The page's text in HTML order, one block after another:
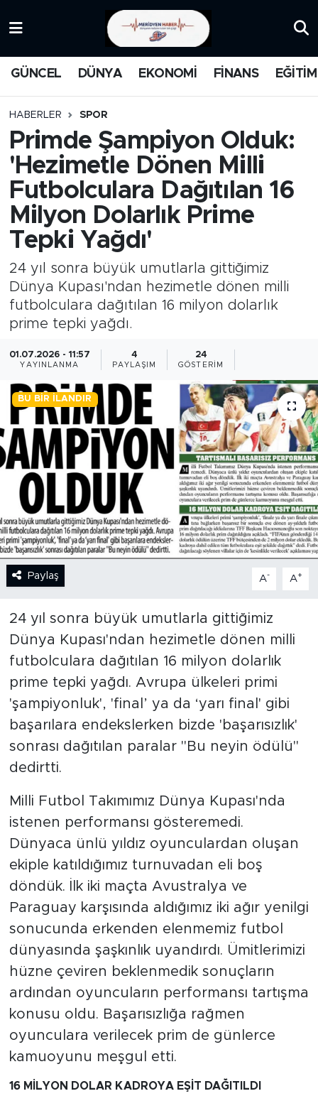
GÜNCEL DÜNYA EKONOMİ FİNANS EĞİTİM
HABERLER SPOR
Primde Şampiyon Olduk:
'Hezimetle Dönen Milli
Futbolculara Dağıtılan 16
Milyon Dolarlık Prime
Tepki Yağdı'
24 yıl sonra büyük umutlarla gittiğimiz
Dünya Kupası'ndan hezimetle dönen milli
futbolculara dağıtılan 16 milyon dolarlık
prime tepki yağdı.
01.07.2026 - 11:57
YAYINLANMA
4
PAYLAŞIM
24
GÖSTERIM
BU BIR İLANDIR
Paylaş A- A+
24 yıl sonra büyük umutlarla gittiğimiz
Dünya Kupası'ndan hezimetle dönen milli
futbolculara dağıtılan 16 milyon dolarlık
prime tepki yağdı. Avrupa ülkeleri primi
'şampiyonluk', 'final’ ya da ‘yarı final' gibi
başarılara endekslerken bizde 'başarısızlık'
sonrası dağıtılan paralar "Bu neyin ödülü"
dedirtti.
Milli Futbol Takımımız Dünya Kupası'nda
istenen performansı gösteremedi.
Dünyaca ünlü yıldız oyunculardan oluşan
ekiple katıldığımız turnuvadan eli boş
döndük. İlk iki maçta Avustralya ve
Paraguay karşısında aldığımız iki ağır yenilgi
sonucunda erkenden elenmemiz futbol
dünyasında şaşkınlık uyandırdı. Ümitlerimizi
hüzne çeviren beklenmedik sonuçların
ardından oyuncuların performansı tartışma
konusu oldu. Başarısızlığa rağmen
oyunculara verilecek prim de günlerce
kamuoyunu meşgul etti.
16 MİLYON DOLAR KADROYA EŞİT DAĞITILDI
MEDYA
FİNANS
DÜNYA
GÜNCEL
KARİKATÜR
ANALİZ
NOSTALJİ
KULİS
YAZARLAR
DİNİ
EKONOMİ
SPOR
KÜLTÜR SANAT
YAŞAM
KADIN
SAĞLIK
SİYASET
MEDYA KÖŞESİ
FOTO GALERİ
VİDEOLAR
ALINTI YAZARLAR
Trafik Durumu
Süper Lig Puan Durumu ve Fikstür
Tüm Manşetler
Son Dakika Haberleri
Haber Arşivi